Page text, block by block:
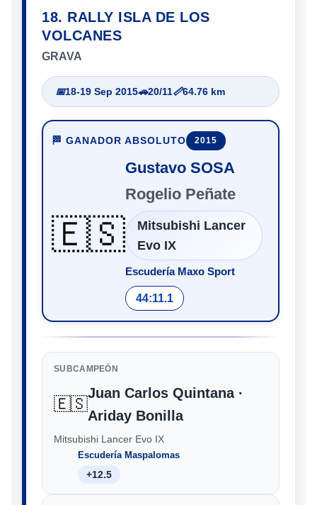
18. RALLY ISLA DE LOS
VOLCANES
GRAVA
📅18-19 Sep 2015🚗20/11📏64.76 km
🏁 GANADOR ABSOLUTO 2015
🇪🇸
Gustavo SOSA
Rogelio Peñate
Mitsubishi Lancer
Evo IX
Escudería Maxo Sport
44:11.1
SUBCAMPEÓN
🇪🇸
Juan Carlos Quintana ·
Ariday Bonilla
Mitsubishi Lancer Evo IX
Escudería Maspalomas
+12.5